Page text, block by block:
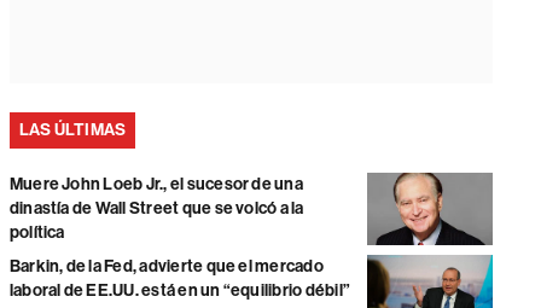
LAS ÚLTIMAS
Muere John Loeb Jr., el sucesor de una
dinastía de Wall Street que se volcó a la
política
Barkin, de la Fed, advierte que el mercado
laboral de EE.UU. está en un “equilibrio débil”